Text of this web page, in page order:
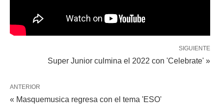
SIGUIENTE
Super Junior culmina el 2022 con 'Celebrate' »
ANTERIOR
« Masquemusica regresa con el tema 'ESO'